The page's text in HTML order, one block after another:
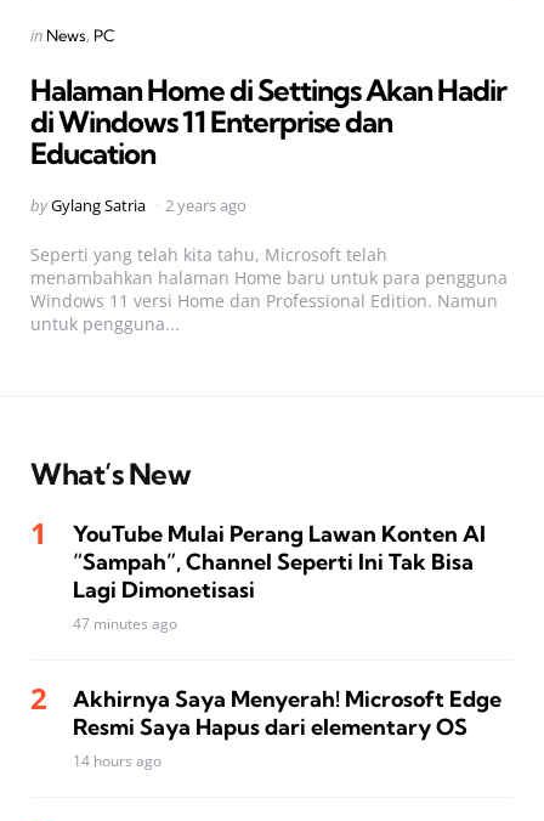
Categories
Posted
in News PC
Halaman Home di Settings Akan Hadir
di Windows 11 Enterprise dan
Education
Posted
byGylang Satria 2 years ago
Seperti yang telah kita tahu, Microsoft telah
menambahkan halaman Home baru untuk para pengguna
Windows 11 versi Home dan Professional Edition. Namun
untuk pengguna...
What’s New
YouTube Mulai Perang Lawan Konten AI
“Sampah”, Channel Seperti Ini Tak Bisa
Lagi Dimonetisasi
47 minutes ago
Akhirnya Saya Menyerah! Microsoft Edge
Resmi Saya Hapus dari elementary OS
14 hours ago